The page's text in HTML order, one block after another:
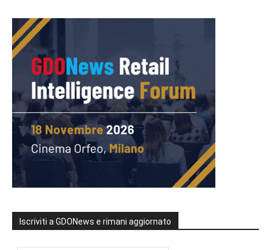
Iscriviti a GDONews e rimani aggiornato